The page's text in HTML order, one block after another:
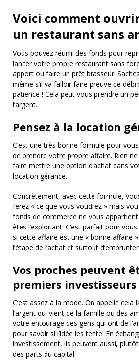
Voici comment
un restaurant sans
Vous pouvez réunir des fonds pour
lancer votre propre restaurant sans
apport ou faire un prêt brasseur.
même s’il va falloir faire preuve de
patience ! Cela peut vous prendre un
l’argent.
Pensez à la location
C’est une très bonne formule pour
de prendre votre propre affaire. Rien
faire mettre une option d’achat dans
location gérance.
Concrètement, avec cette formule,
ferez « ce que vous voudrez » mais
fonds de commerce ne vous
êtes l’exploitant. C’est parfait pour
si cette affaire est une « bonne affaire
l’étape de l’achat et surtout d’emprunter.
Vos proches peuvent
premiers investisseurs
C’est assez à la mode. On appelle cela
l’argent qui vient de la famille ou des
votre entourage des gens qui ont de
pour savoir si l’idée les tente. En
investissement, ils peuvent aussi,
des parts du capital.